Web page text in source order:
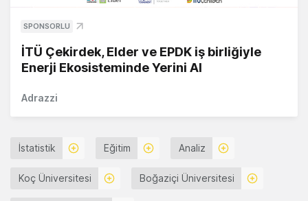
SPONSORLU
İTÜ Çekirdek, Elder ve EPDK iş birliğiyle
Enerji Ekosisteminde Yerini Al
Adrazzi
İstatistik Eğitim Analiz
Koç Üniversitesi Boğaziçi Üniversitesi